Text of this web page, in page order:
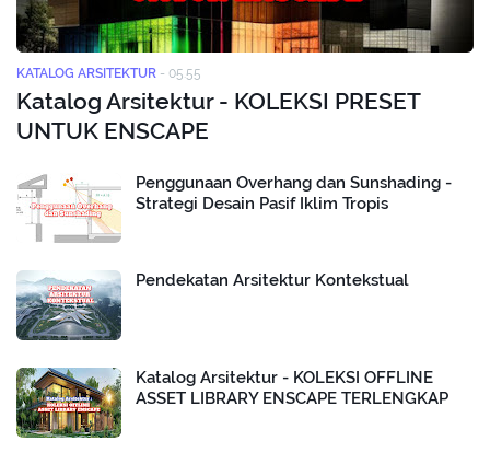
KATALOG ARSITEKTUR - 05.55
Katalog Arsitektur - KOLEKSI PRESET
UNTUK ENSCAPE
Penggunaan Overhang dan Sunshading -
Strategi Desain Pasif Iklim Tropis
Pendekatan Arsitektur Kontekstual
Katalog Arsitektur - KOLEKSI OFFLINE
ASSET LIBRARY ENSCAPE TERLENGKAP